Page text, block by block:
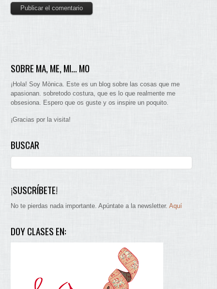
SOBRE MA, ME, MI… MO
¡Hola! Soy Mònica. Este es un blog sobre las cosas que me
apasionan. sobretodo costura, que es lo que realmente me
obsesiona. Espero que os guste y os inspire un poquito.
¡Gracias por la visita!
BUSCAR
¡SUSCRÍBETE!
No te pierdas nada importante. Apúntate a la newsletter.Aquí
DOY CLASES EN: